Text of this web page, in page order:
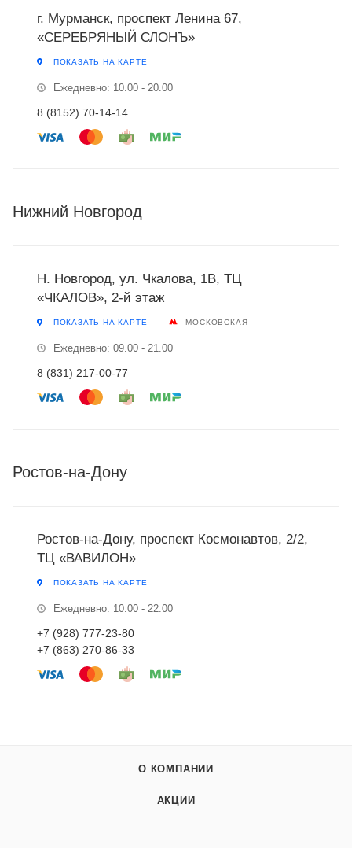
г. Мурманск, проспект Ленина 67,
«СЕРЕБРЯНЫЙ СЛОНЪ»
ПОКАЗАТЬ НА КАРТЕ
Ежедневно: 10.00 - 20.00
8 (8152) 70-14-14
Нижний Новгород
Н. Новгород, ул. Чкалова, 1В, ТЦ
«ЧКАЛОВ», 2-й этаж
ПОКАЗАТЬ НА КАРТЕ МОСКОВСКАЯ
Ежедневно: 09.00 - 21.00
8 (831) 217-00-77
Ростов-на-Дону
Ростов-на-Дону, проспект Космонавтов, 2/2,
ТЦ «ВАВИЛОН»
ПОКАЗАТЬ НА КАРТЕ
Ежедневно: 10.00 - 22.00
+7 (928) 777-23-80
+7 (863) 270-86-33
О КОМПАНИИ
АКЦИИ